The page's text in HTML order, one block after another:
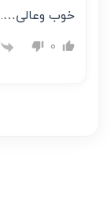
خوب وعالی….
0